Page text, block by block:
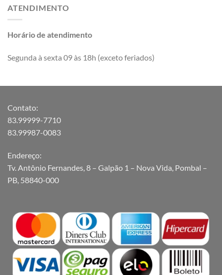
ATENDIMENTO
Horário de atendimento
Segunda à sexta 09 às 18h (exceto feriados)
Contato:
83.99999-7710
83.99987-0083
Endereço:
Tv. Antônio Fernandes, 8 – Galpão 1 – Nova Vida, Pombal –
PB, 58840-000